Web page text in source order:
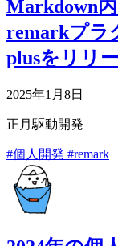
Markdown
remarkプラ
plusをリリ
2025年1月8日
正月駆動開発
#個人開発 #remark